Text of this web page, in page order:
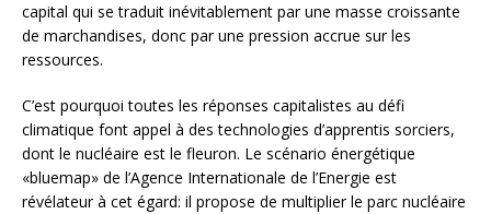
capital qui se traduit inévitablement par une masse croissante
de marchandises, donc par une pression accrue sur les
ressources.
C’est pourquoi toutes les réponses capitalistes au défi
climatique font appel à des technologies d’apprentis sorciers,
dont le nucléaire est le fleuron. Le scénario énergétique
«bluemap» de l’Agence Internationale de l’Energie est
révélateur à cet égard: il propose de multiplier le parc nucléaire